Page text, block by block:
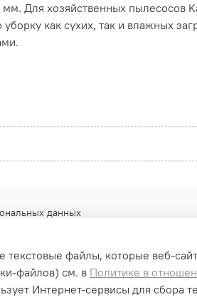
Для хозяйственных пылесосов
как сухих, так и влажных
данных
файлы, которые веб-
файлов) см. в Политике в
Интернет-сервисы для сбора